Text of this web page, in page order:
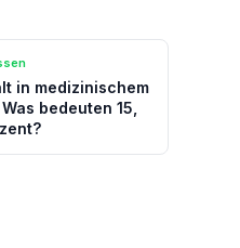
in medizinischem
bedeuten 15,